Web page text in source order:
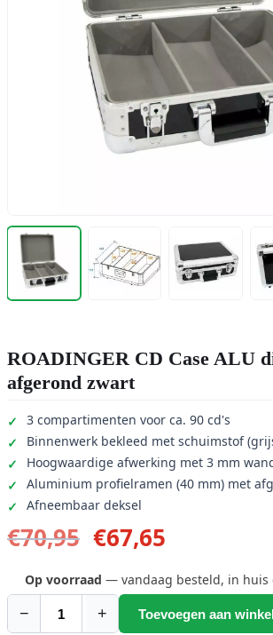
ROADINGER CD Case ALU
afgerond zwart
3 compartimenten voor ca. 90 cd's
Binnenwerk bekleed met schuimstof
Hoogwaardige afwerking met 3 mm
Aluminium profielramen (40 mm) met
Afneembaar deksel
€70,95 Oorspronkelijke
was:
€70,95.
€67,65
is:
€67,65.
Op voorraad — vandaag besteld, in huis
−
ROADINGER
+ Toevoegen aan